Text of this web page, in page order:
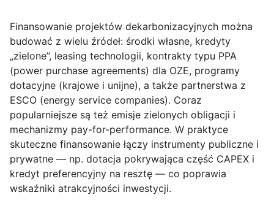
Finansowanie projektów dekarbonizacyjnych można
budować z wielu źródeł: środki własne, kredyty
„zielone”, leasing technologii, kontrakty typu PPA
(power purchase agreements) dla OZE, programy
dotacyjne (krajowe i unijne), a także partnerstwa z
ESCO (energy service companies). Coraz
popularniejsze są też emisje zielonych obligacji i
mechanizmy pay-for-performance. W praktyce
skuteczne finansowanie łączy instrumenty publiczne i
prywatne — np. dotacja pokrywająca część CAPEX i
kredyt preferencyjny na resztę — co poprawia
wskaźniki atrakcyjności inwestycji.